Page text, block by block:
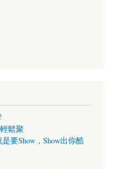
鬆聚
要Show，Show出你酷